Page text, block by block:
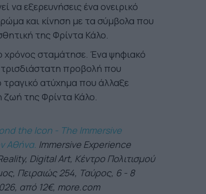
να εξερευνήσεις ένα ονειρικό
και κίνηση με τα σύμβολα που
της Φρίντα Κάλο.
χρόνος σταμάτησε. Ένα ψηφιακό
τρισδιάστατη προβολή που
ατύχημα που άλλαξε
ζωή της Φρίντα Κάλο.
the Icon - The Immersive
Αθήνα. Immersive Experience
Digital Art, Κέντρο Πολιτισμού
Πειραιώς 254, Ταύρος, 6 - 8
από 12€, more.com